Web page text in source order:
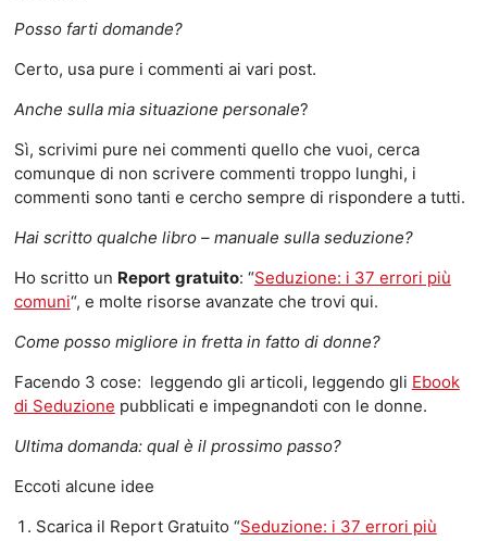
Posso farti domande?
Certo, usa pure i commenti ai vari post.
Anche sulla mia situazione personale?
Sì, scrivimi pure nei commenti quello che vuoi, cerca
comunque di non scrivere commenti troppo lunghi, i
commenti sono tanti e cercho sempre di rispondere a tutti.
Hai scritto qualche libro – manuale sulla seduzione?
Ho scritto un Report gratuito: “Seduzione: i 37 errori più
comuni“, e molte risorse avanzate che trovi qui.
Come posso migliore in fretta in fatto di donne?
Facendo 3 cose: leggendo gli articoli, leggendo gli Ebook
di Seduzione pubblicati e impegnandoti con le donne.
Ultima domanda: qual è il prossimo passo?
Eccoti alcune idee
Scarica il Report Gratuito “Seduzione: i 37 errori più